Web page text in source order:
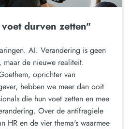
durven zetten"
AI. Verandering is geen
de nieuwe realiteit.
oprichter van
hebben we meer dan ooit
die hun voet zetten en mee
Over de antifragiele
HR en de vier thema's waarmee